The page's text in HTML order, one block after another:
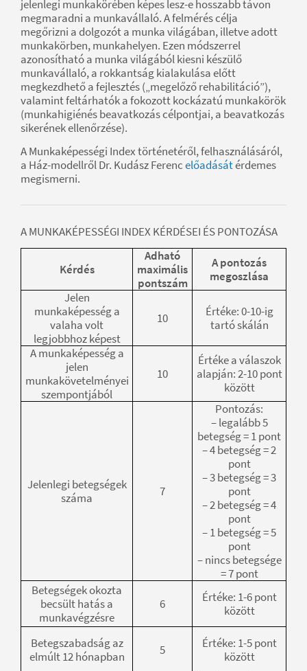
jelenlegi munkakörében képes lesz-e hosszabb távon
megmaradni a munkavállaló. A felmérés célja
megőrizni a dolgozót a munka világában, illetve adott
munkakörben, munkahelyen. Ezen módszerrel
azonosítható a munka világából kiesni készülő
munkavállaló, a rokkantság kialakulása előtt
megkezdhető a fejlesztés („megelőző rehabilitáció”),
valamint feltárhatók a fokozott kockázatú munkakörök
(munkahigiénés beavatkozás célpontjai, a beavatkozás
sikerének ellenőrzése).
A Munkaképességi Index történetéről, felhasználásáról,
a Ház-modellről Dr. Kudász Ferencelőadásátérdemes
megismerni.
A MUNKAKÉPESSÉGI INDEX KÉRDÉSEI ÉS PONTOZÁSA
Kérdés
Adható
maximális
pontszám
A pontozás
megoszlása
Jelen
munkaképesség a
valaha volt
legjobbhoz képest
10
Értéke: 0-10-ig
tartó skálán
A munkaképesség a
jelen
munkakövetelményei
szempontjából
10
Értéke a válaszok
alapján: 2-10 pont
között
Jelenlegi betegségek
száma
7
Pontozás:
– legalább 5
betegség = 1 pont
– 4 betegség = 2
pont
– 3 betegség = 3
pont
– 2 betegség = 4
pont
– 1 betegség = 5
pont
– nincs betegsége
= 7 pont
Betegségek okozta
becsült hatás a
munkavégzésre
6
Értéke: 1-6 pont
között
Betegszabadság az
elmúlt 12 hónapban
5
Értéke: 1-5 pont
között